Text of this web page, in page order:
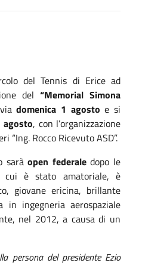
del Tennis di Erice ad
del “Memorial Simona
viadomenica 1 agosto e si
agosto, con l’organizzazione
“Ing. Rocco Ricevuto ASD”.
saràopen federaledopo le
cui è stato amatoriale, è
giovane ericina, brillante
in ingegneria aerospaziale
nel 2012, a causa di un
persona del presidente Ezio